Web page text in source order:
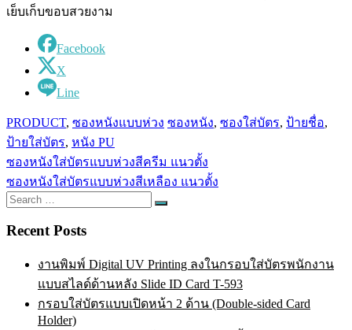
เย็บเก็บขอบสวยงาม
Facebook
X
Line
PRODUCT, ซองหนังแบบห่วง ซองหนัง, ซองใส่บัตร, ป้ายชื่อ,
ป้ายใส่บัตร, หนัง PU
Post
navigation
ซองหนังใส่บัตรแบบห่วงสีครีม แนวตั้ง
ซองหนังใส่บัตรแบบห่วงสีเหลือง แนวตั้ง
Search
for:
Search
Recent Posts
งานพิมพ์ Digital UV Printing ลงในกรอบใส่บัตรพนักงาน
แบบสไลด์ด้านหลัง Slide ID Card T-593
กรอบใส่บัตรแบบเปิดหน้า 2 ด้าน (Double-sided Card
Holder)